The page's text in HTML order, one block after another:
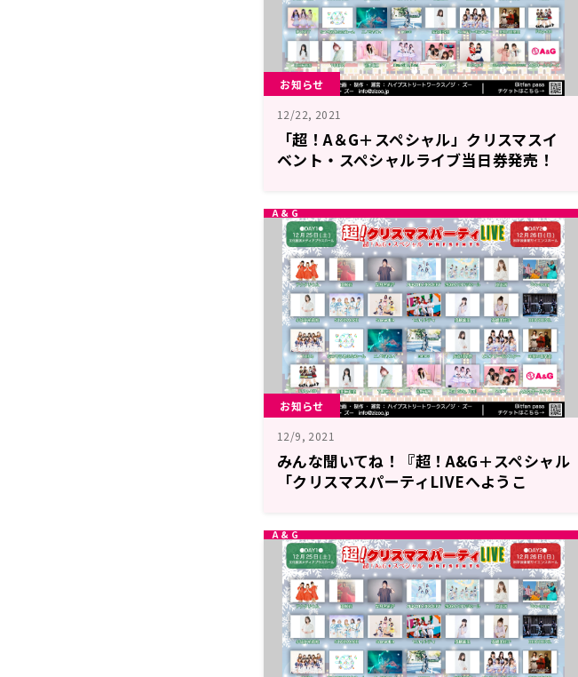
お知らせ
12/22, 2021
「超！A＆G＋スペシャル」クリスマスイ
ベント・スペシャルライブ当日券発売！
お知らせ
12/9, 2021
みんな聞いてね！『超！A&G＋スペシャル
「クリスマスパーティLIVEへようこ